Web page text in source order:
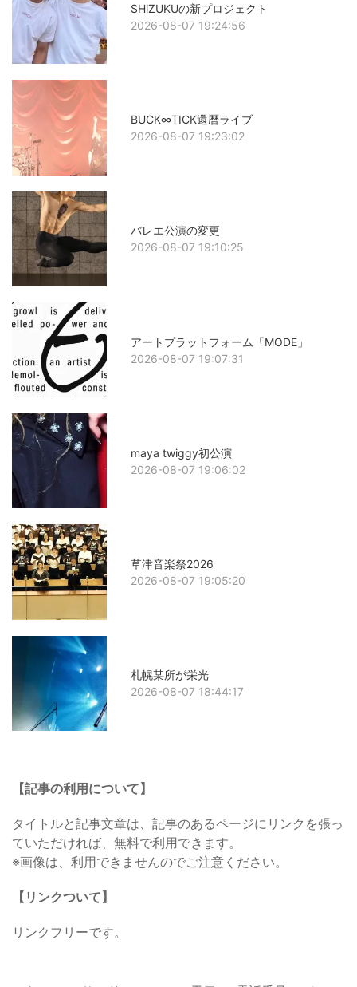
SHiZUKUの新プロジェクト
2026-08-07 19:24:56
BUCK∞TICK還暦ライブ
2026-08-07 19:23:02
バレエ公演の変更
2026-08-07 19:10:25
アートプラットフォーム「MODE」
2026-08-07 19:07:31
maya twiggy初公演
2026-08-07 19:06:02
草津音楽祭2026
2026-08-07 19:05:20
札幌某所が栄光
2026-08-07 18:44:17
【記事の利用について】
タイトルと記事文章は、記事のあるページにリンクを張っ
ていただければ、無料で利用できます。
※画像は、利用できませんのでご注意ください。
【リンクついて】
リンクフリーです。